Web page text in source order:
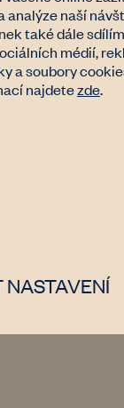
pole,
pásem
pro
včetně
analýze naší
také dále
médií,
a soubory
najdetezde.
NASTAVENÍ